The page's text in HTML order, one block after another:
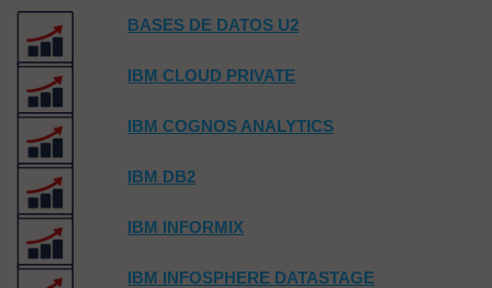
BASES DE DATOS U2
IBM CLOUD PRIVATE
IBM COGNOS ANALYTICS
IBM DB2
IBM INFORMIX
IBM INFOSPHERE DATASTAGE